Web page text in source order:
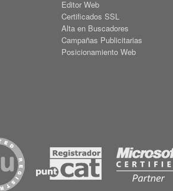
Editor Web
Certificados SSL
Alta en Buscadores
Campañas Publicitarias
Posicionamiento Web